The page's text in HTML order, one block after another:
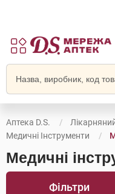
Аптека D.S.
Медичні Інструменти
Медичні
Фільтри